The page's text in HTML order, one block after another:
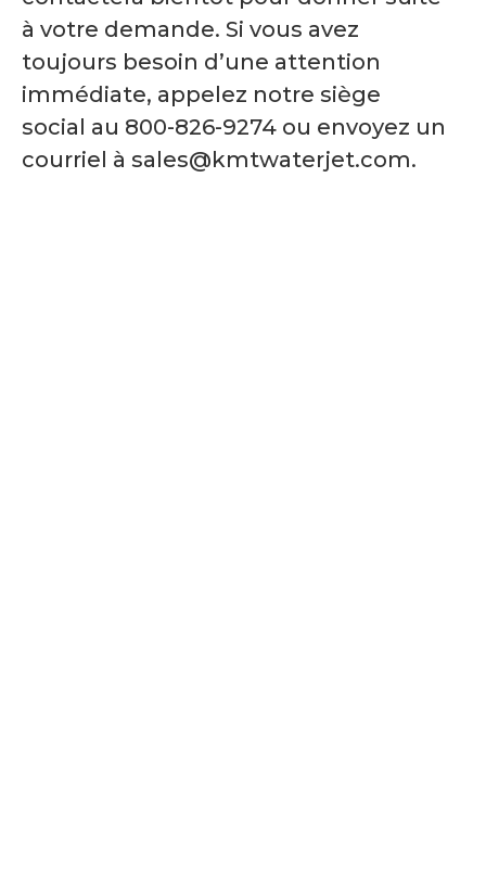
à votre demande. Si vous avez
toujours besoin d’une attention
immédiate, appelez notre siège
social au 800-826-9274 ou envoyez un
courriel à sales@kmtwaterjet.com.